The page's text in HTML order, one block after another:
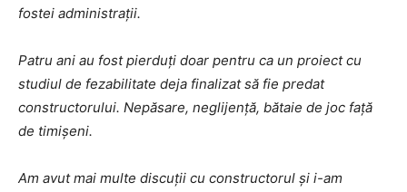
fostei administrații.
Patru ani au fost pierduți doar pentru ca un proiect cu
studiul de fezabilitate deja finalizat să fie predat
constructorului. Nepăsare, neglijență, bătaie de joc față
de timișeni.
Am avut mai multe discuții cu constructorul și i-am